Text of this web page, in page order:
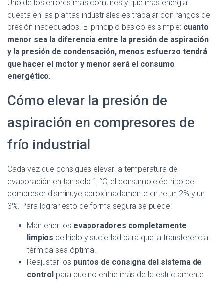
Uno de los errores más comunes y que más energía
cuesta en las plantas industriales es trabajar con rangos de
presión inadecuados. El principio básico es simple: cuanto
menor sea la diferencia entre la presión de aspiración
y la presión de condensación, menos esfuerzo tendrá
que hacer el motor y menor será el consumo
energético.
Cómo elevar la presión de
aspiración en compresores de
frío industrial
Cada vez que consigues elevar la temperatura de
evaporación en tan solo 1 °C, el consumo eléctrico del
compresor disminuye aproximadamente entre un 2% y un
3%. Para lograr esto de forma segura se puede:
Mantener los evaporadores completamente
limpios de hielo y suciedad para que la transferencia
térmica sea óptima.
Reajustar los puntos de consigna del sistema de
control para que no enfríe más de lo estrictamente